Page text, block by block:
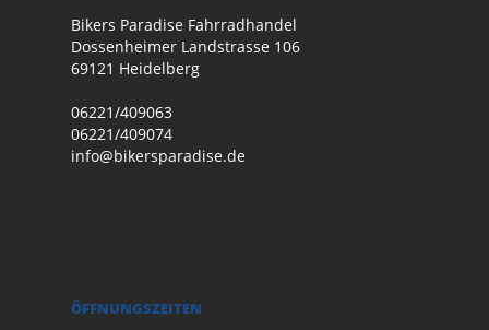
Bikers Paradise Fahrradhandel
Dossenheimer Landstrasse 106
69121 Heidelberg
06221/409063
06221/409074
info@bikersparadise.de
ÖFFNUNGSZEITEN